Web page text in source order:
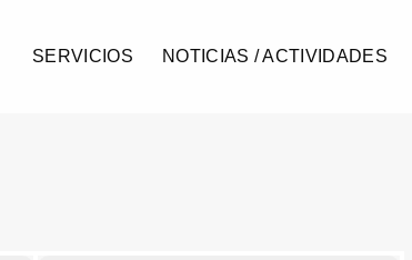
SERVICIOS NOTICIAS / ACTIVIDADES